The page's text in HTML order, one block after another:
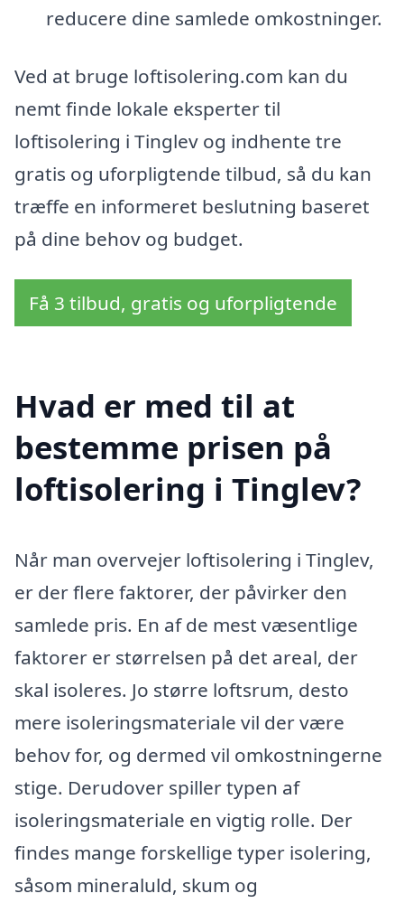
reducere dine samlede omkostninger.
Ved at bruge loftisolering.com kan du
nemt finde lokale eksperter til
loftisolering i Tinglev og indhente tre
gratis og uforpligtende tilbud, så du kan
træffe en informeret beslutning baseret
på dine behov og budget.
Få 3 tilbud, gratis og uforpligtende
Hvad er med til at
bestemme prisen på
loftisolering i Tinglev?
Når man overvejer loftisolering i Tinglev,
er der flere faktorer, der påvirker den
samlede pris. En af de mest væsentlige
faktorer er størrelsen på det areal, der
skal isoleres. Jo større loftsrum, desto
mere isoleringsmateriale vil der være
behov for, og dermed vil omkostningerne
stige. Derudover spiller typen af
isoleringsmateriale en vigtig rolle. Der
findes mange forskellige typer isolering,
såsom mineraluld, skum og